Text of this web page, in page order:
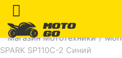
Магазин Мототехники /
SPARK SP110C-2 Синий